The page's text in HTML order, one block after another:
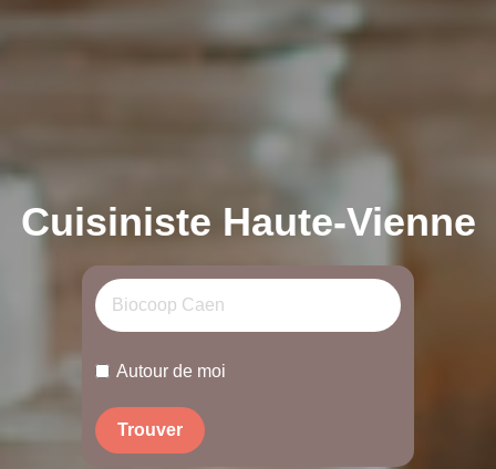
Cuisiniste Haute-Vienne
Autour de moi
Trouver